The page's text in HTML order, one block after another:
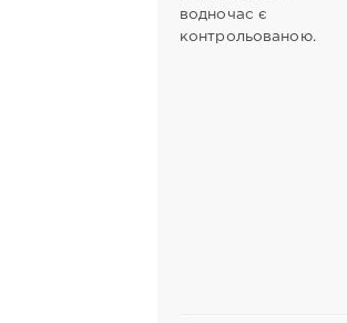
водночас є
контрольованою.